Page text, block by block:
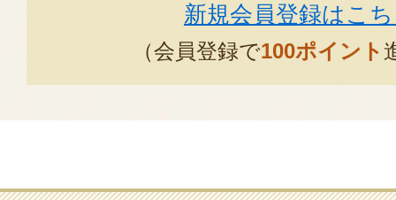
新規会員登録はこ
（会員登録で100ポイント